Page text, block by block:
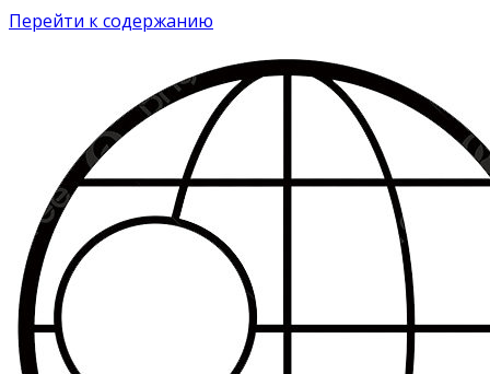
Перейти к содержанию